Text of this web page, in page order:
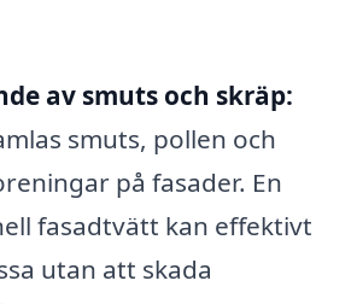
av smuts och skräp:
smuts, pollen och
på fasader. En
fasadtvätt kan effektivt
utan att skada